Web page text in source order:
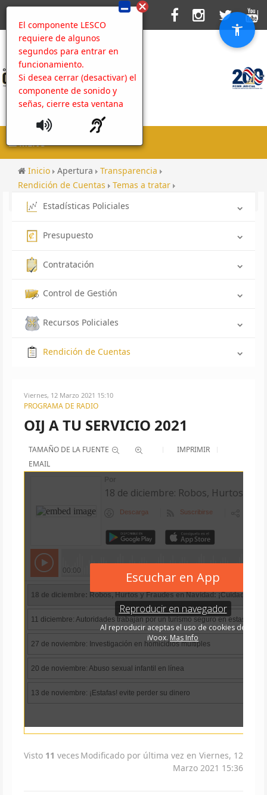
El componente LESCO
requiere de algunos
segundos para entrar en
funcionamiento.
Si desea cerrar (desactivar) el
componente de sonido y
señas, cierre esta ventana
MENU
Inicio Apertura
Transparencia
Rendición de Cuentas
Temas a tratar
Programa de Radio
Estadísticas Policiales
Presupuesto
Contratación
Control de Gestión
Recursos Policiales
Rendición de Cuentas
Viernes, 12 Marzo 2021 15:10
PROGRAMA DE RADIO
OIJ A TU SERVICIO 2021
TAMAÑO DE LA FUENTE
IMPRIMIR
EMAIL
Visto 11 veces Modificado por última vez en Viernes, 12
Marzo 2021 15:36